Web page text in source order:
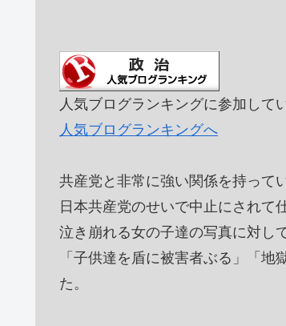
人気ブログランキングに参加して
人気ブログランキングへ
共産党と非常に強い関係を持って
日本共産党のせいで中止にされて
泣き崩れる女の子達の写真に対し
「子供達を盾に被害者ぶる」「
た。